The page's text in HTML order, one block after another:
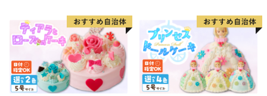
を上限とした補助を得てデイサービスやショートステイ
などを展開するテンミリオンハウス、農山漁村と協力し
子どもたちが授業の一環として自然体験をするセカンド
スクール、0歳から3歳の子育て支援施設である「0123
吉祥寺・はらっぱ」などがあります。
デコレーションケーキ ホー
ルケーキ